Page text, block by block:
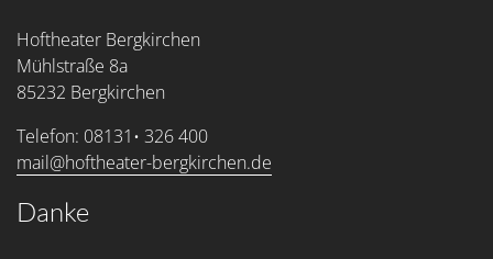
Hoftheater Bergkirchen
Mühlstraße 8a
85232 Bergkirchen
Telefon: 08131• 326 400
mail@hoftheater-bergkirchen.de
Danke